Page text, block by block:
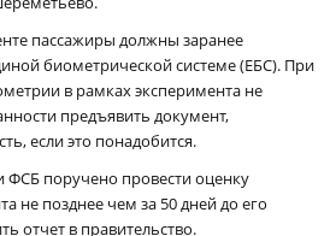
пассажиры должны заранее
биометрической системе (ЕБС). При
в рамках эксперимента не
предъявить документ,
если это понадобится.
поручено провести оценку
не позднее чем за 50 дней до его
отчет в правительство.